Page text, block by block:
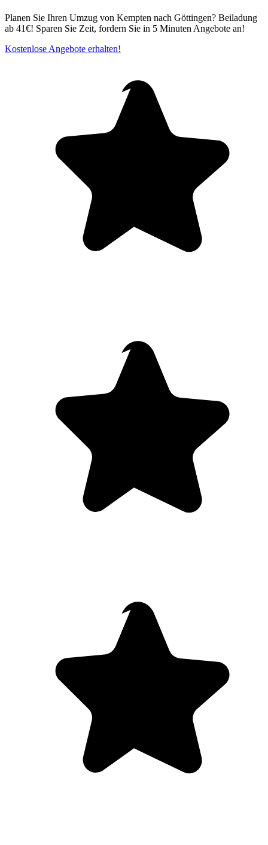
Planen Sie Ihren Umzug von Kempten nach Göttingen? Beiladung
ab 41€! Sparen Sie Zeit, fordern Sie in 5 Minuten Angebote an!
Kostenlose Angebote erhalten!